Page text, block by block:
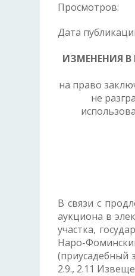
Просмотров:
Дата
ИЗМЕНЕНИЯ
на право
не
В связи с
аукциона в
участка,
Наро-
(приусадебный
2.9., 2.11